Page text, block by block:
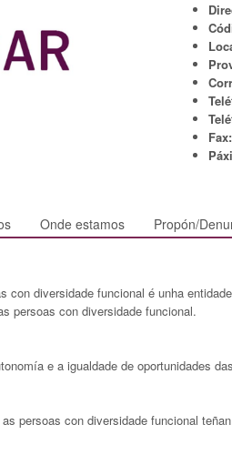
Fax:
Onde estamos Propón/
con diversidade funcional é unha
persoas con diversidade funcional.
e a igualdade de oportunidades
persoas con diversidade funcional